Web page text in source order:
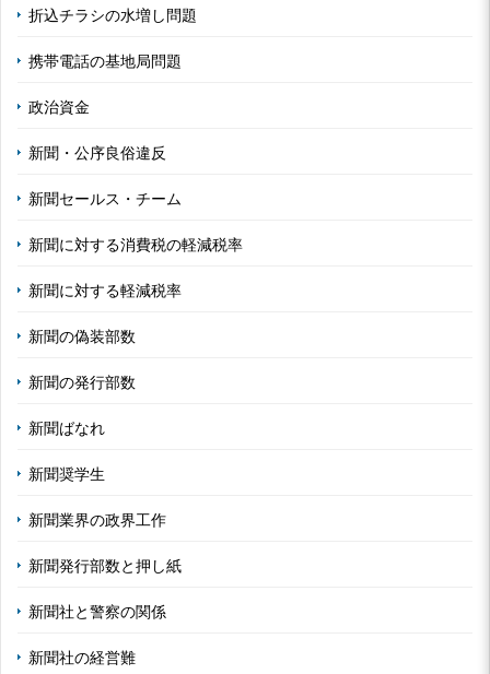
折込チラシの水増し問題
携帯電話の基地局問題
政治資金
新聞・公序良俗違反
新聞セールス・チーム
新聞に対する消費税の軽減税率
新聞に対する軽減税率
新聞の偽装部数
新聞の発行部数
新聞ばなれ
新聞奨学生
新聞業界の政界工作
新聞発行部数と押し紙
新聞社と警察の関係
新聞社の経営難